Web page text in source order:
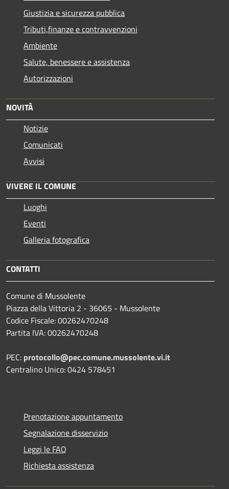
Giustizia e sicurezza pubblica
Tributi,finanze e contravvenzioni
Ambiente
Salute, benessere e assistenza
Autorizzazioni
NOVITÀ
Notizie
Comunicati
Avvisi
VIVERE IL COMUNE
Luoghi
Eventi
Galleria fotografica
CONTATTI
Comune di Mussolente
Piazza della Vittoria 2 - 36065 - Mussolente
Codice Fiscale: 00262470248
Partita IVA: 00262470248
PEC: protocollo@pec.comune.mussolente.vi.it
Centralino Unico: 0424 578451
Prenotazione appuntamento
Segnalazione disservizio
Leggi le FAQ
Richiesta assistenza